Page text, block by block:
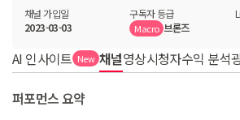
채널 가입일
2023-03-03
구독자 등급
Macro 브론즈
AI 인사이트 New 채널영상시청자수익 분석
퍼포먼스 요약